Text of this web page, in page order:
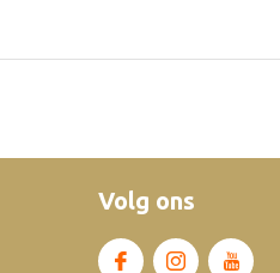
Volg ons